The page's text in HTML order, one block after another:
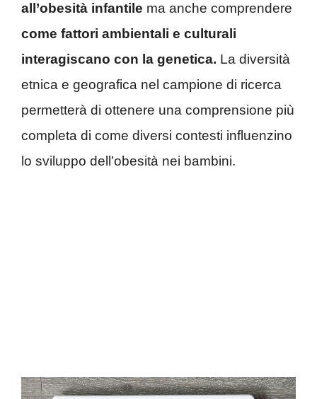
all’obesità infantile ma anche comprendere
come fattori ambientali e culturali
interagiscano con la genetica. La diversità
etnica e geografica nel campione di ricerca
permetterà di ottenere una comprensione più
completa di come diversi contesti influenzino
lo sviluppo dell’obesità nei bambini.